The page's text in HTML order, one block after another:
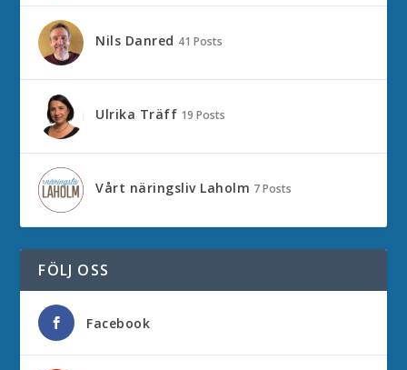
Nils Danred 41 Posts
Ulrika Träff 19 Posts
Vårt näringsliv Laholm 7 Posts
FÖLJ OSS
Facebook